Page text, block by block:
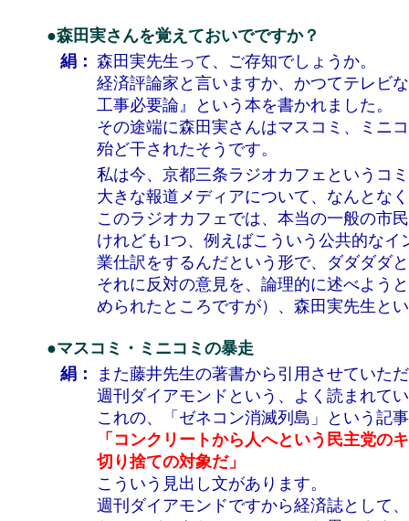
●森田実さんを覚えておいでですか？
絹： 森田実先生って、ご存知でしょうか。
経済評論家と言いますか、かつてテレビ
工事必要論』という本を書かれました。
その途端に森田実さんはマスコミ、ミニ
殆ど干されたそうです。
私は今、京都三条ラジオカフェというコ
大きな報道メディアについて、なんとな
このラジオカフェでは、本当の一般の市
けれども1つ、例えばこういう公共的な
業仕訳をするんだという形で、ダダダダ
それに反対の意見を、論理的に述べよう
められたところですが）、森田実先生と
●マスコミ・ミニコミの暴走
絹：
また藤井先生の著書から引用させていた
週刊ダイアモンドという、よく読まれて
これの、「ゼネコン消滅列島」という記
「コンクリートから人へという民主党の
切り捨ての対象だ」
こういう見出し文があります。
週刊ダイアモンドですから経済誌として